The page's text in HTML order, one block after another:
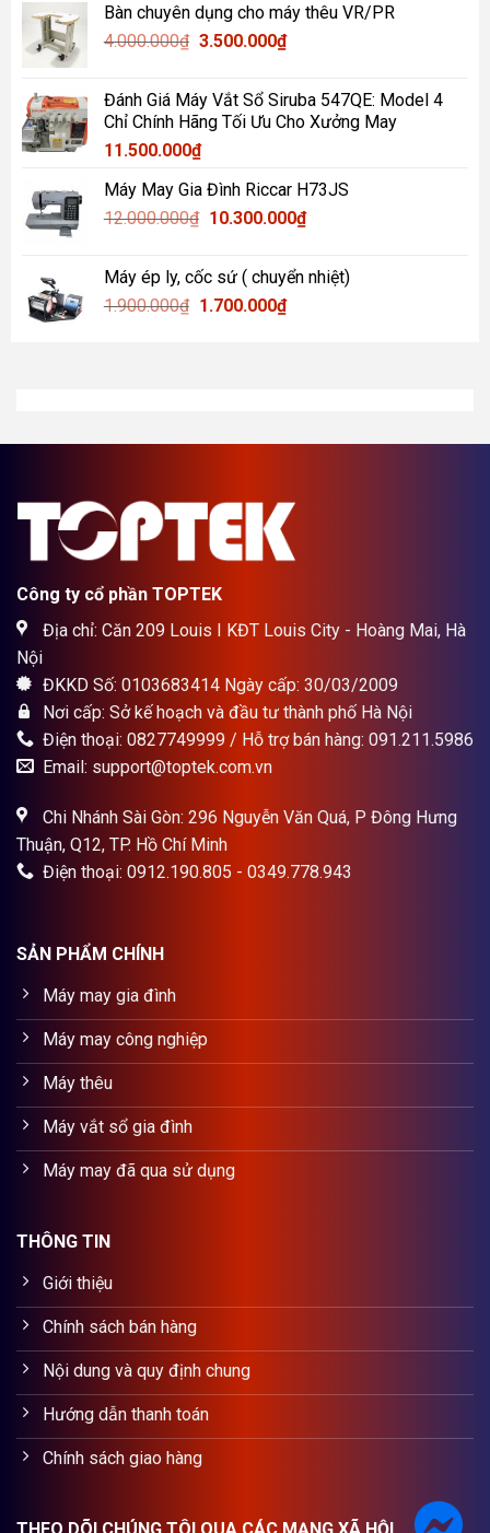
là:
900.000₫.
tại
là:
Bàn chuyên dụng cho máy thêu VR/PR
4.000.000₫ Giá
4.000.000₫.
3.500.000₫Giá
là:
3.500.000₫.
Đánh Giá Máy Vắt Sổ Siruba 547QE: Model 4
Chỉ Chính Hãng Tối Ưu Cho Xưởng May
11.500.000₫
Máy May Gia Đình Riccar H73JS
12.000.000₫ Giá
12.000.000₫.
10.300.000₫Giá
là:
Máy ép ly, cốc sứ ( chuyển nhiệt)
1.900.000₫ Giá
1.700.000₫Giá
Công ty cổ phần TOPTEK
Địa chỉ: Căn 209 Louis I KĐT Louis City - Hoàng Mai, Hà
Nội
ĐKKD Số: 0103683414 Ngày cấp: 30/03/2009
Nơi cấp: Sở kế hoạch và đầu tư thành phố Hà Nội
Điện thoại: 0827749999 / Hỗ trợ bán hàng: 091.211.5986
Email: support@toptek.com.vn
Chi Nhánh Sài Gòn: 296 Nguyễn Văn Quá, P Đông Hưng
Thuận, Q12, TP. Hồ Chí Minh
Điện thoại: 0912.190.805 - 0349.778.943
SẢN PHẨM CHÍNH
Máy may gia đình
Máy may công nghiệp
Máy thêu
Máy vắt sổ gia đình
Máy may đã qua sử dụng
THÔNG TIN
Giới thiệu
Chính sách bán hàng
Nội dung và quy định chung
Hướng dẫn thanh toán
Chính sách giao hàng